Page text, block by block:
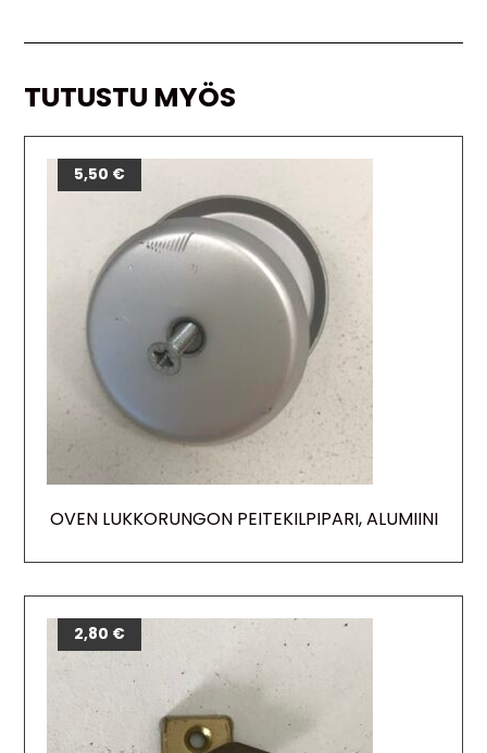
TUTUSTU MYÖS
OVEN LUKKORUNGON PEITEKILPIPARI, ALUMIINI
5,50 €
2,80 €